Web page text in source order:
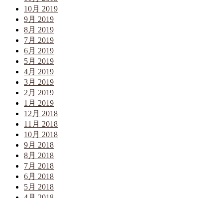
10月 2019
9月 2019
8月 2019
7月 2019
6月 2019
5月 2019
4月 2019
3月 2019
2月 2019
1月 2019
12月 2018
11月 2018
10月 2018
9月 2018
8月 2018
7月 2018
6月 2018
5月 2018